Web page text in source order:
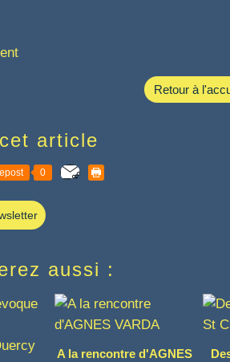
Retour à
article
0
aussi :
A la rencontre d'AGNES